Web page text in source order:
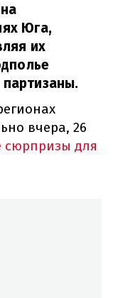
Юга,
их
вчера, 26
для